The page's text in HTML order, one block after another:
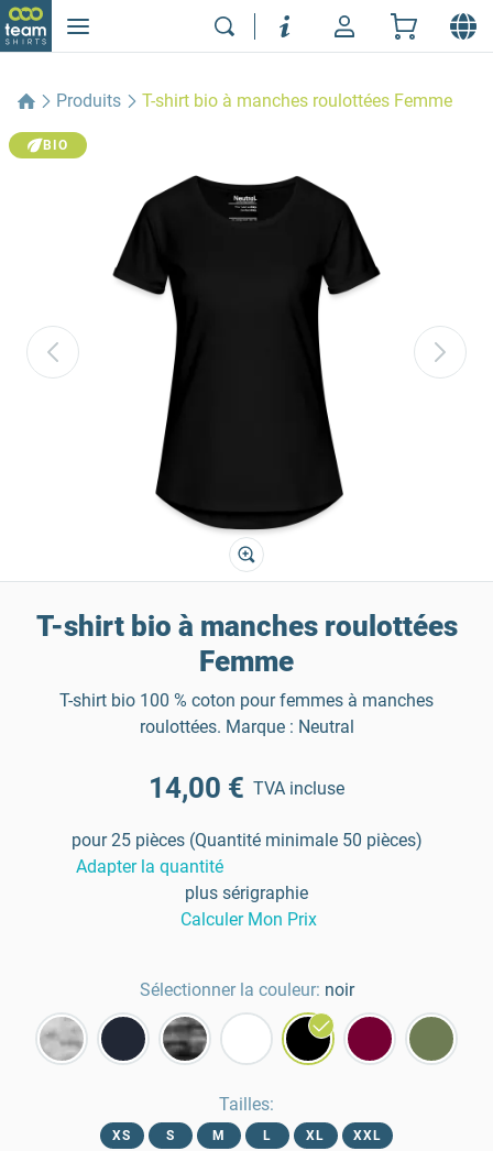
Produits T-shirt bio à manches roulottées Femme
BIO
T-shirt bio à manches roulottées
Femme
T-shirt bio 100 % coton pour femmes à manches
roulottées. Marque : Neutral
14,00 € TVA incluse
pour 25 pièces (Quantité minimale 50 pièces)
Adapter la quantité
plus sérigraphie
Calculer Mon Prix
Sélectionner la couleur: noir
Tailles:
XS S M L XL XXL